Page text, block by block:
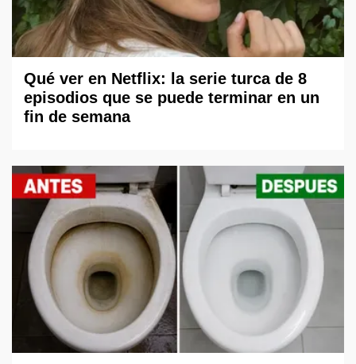
Qué ver en Netflix: la serie turca de 8
episodios que se puede terminar en un
fin de semana